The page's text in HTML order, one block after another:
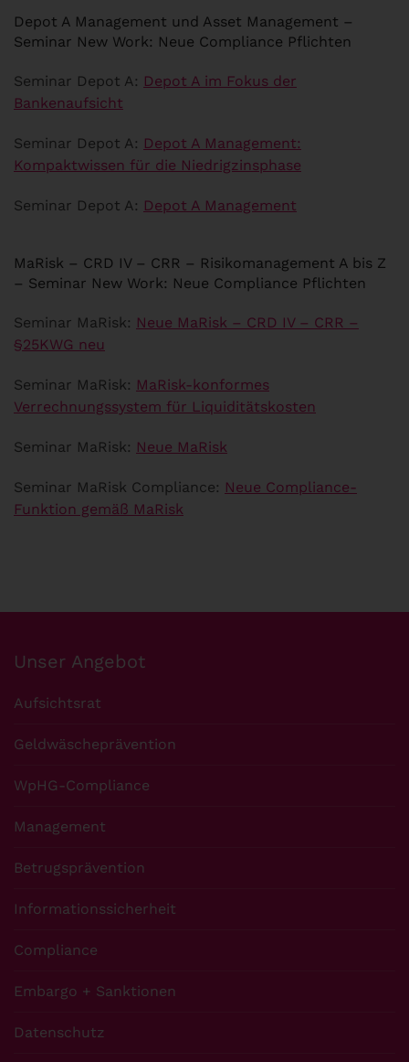
Depot A Management und Asset Management –
Seminar New Work: Neue Compliance Pflichten
Seminar Depot A: Depot A im Fokus der
Bankenaufsicht
Seminar Depot A: Depot A Management:
Kompaktwissen für die Niedrigzinsphase
Seminar Depot A: Depot A Management
MaRisk – CRD IV – CRR – Risikomanagement A bis Z
– Seminar New Work: Neue Compliance Pflichten
Seminar MaRisk: Neue MaRisk – CRD IV – CRR –
§25KWG neu
Seminar MaRisk: MaRisk-konformes
Verrechnungssystem für Liquiditätskosten
Seminar MaRisk: Neue MaRisk
Seminar MaRisk Compliance: Neue Compliance-
Funktion gemäß MaRisk
Unser Angebot
Aufsichtsrat
Geldwäscheprävention
WpHG-Compliance
Management
Betrugsprävention
Informationssicherheit
Compliance
Embargo + Sanktionen
Datenschutz